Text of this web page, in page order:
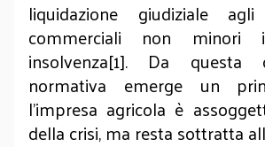
liquidazione giudiziale
commerciali non
insolvenza[1]. Da questa
normativa emerge un
l’impresa agricola è
della crisi, ma resta sottratta